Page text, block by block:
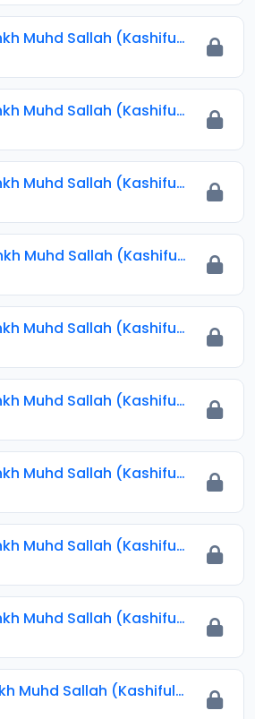
100 Shkh Muhd Sallah (Kashiful Ilbas) 2024.mp3
102 Shkh Muhd Sallah (Kashiful Ilbas) 2024.mp3
103 Shkh Muhd Sallah (Kashiful Ilbas) 2024.mp3
104 Shkh Muhd Sallah (Kashiful Ilbas) 2024.mp3
105 Shkh Muhd Sallah (Kashiful Ilbas) 2024.mp3
106 Shkh Muhd Sallah (Kashiful Ilbas) 2024.mp3
107 Shkh Muhd Sallah (Kashiful Ilbas) 2024.mp3
108 Shkh Muhd Sallah (Kashiful Ilbas) 2024.mp3
109 Shkh Muhd Sallah (Kashiful Ilbas) 2024.mp3
110 Shkh Muhd Sallah (Kashiful Ilbas) 2024.mp3